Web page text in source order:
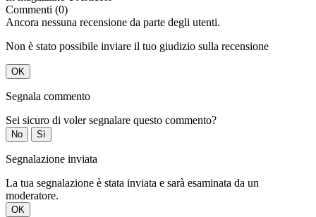
Commenti (0)
Ancora nessuna recensione da parte degli utenti.
Non è stato possibile inviare il tuo giudizio sulla recensione
OK
Segnala commento
Sei sicuro di voler segnalare questo commento?
No Sì
Segnalazione inviata
La tua segnalazione è stata inviata e sarà esaminata da un
moderatore.
OK